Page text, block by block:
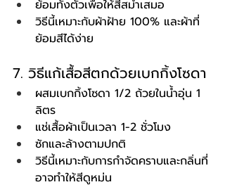
ย้อมทั้งตัวเพื่อให้สีสม่ำเสมอ
วิธีนี้เหมาะกับผ้าฝ้าย 100% และผ้าที่
ย้อมสีได้ง่าย
7. วิธีแก้เสื้อสีตกด้วยเบกกิ้งโซดา
ผสมเบกกิ้งโซดา 1/2 ถ้วยในน้ำอุ่น 1
ลิตร
แช่เสื้อผ้าเป็นเวลา 1-2 ชั่วโมง
ซักและล้างตามปกติ
วิธีนี้เหมาะกับการกำจัดคราบและกลิ่นที่
อาจทำให้สีดูหม่น